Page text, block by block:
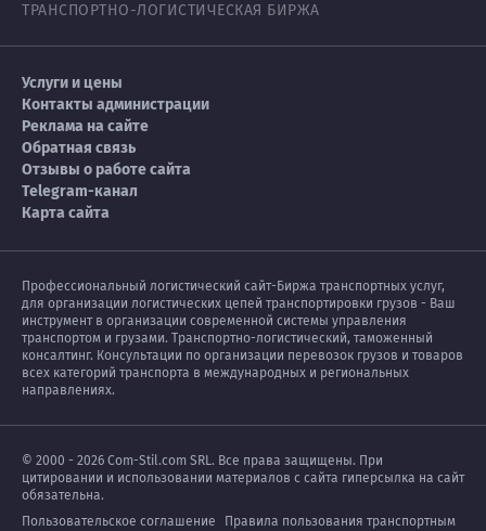
ТРАНСПОРТНО-ЛОГИСТИЧЕСКАЯ БИРЖА
Услуги и цены
Контакты администрации
Реклама на сайте
Обратная связь
Отзывы о работе сайта
Telegram-канал
Карта сайта
Профессиональный логистический сайт-Биржа транспортных услуг,
для организации логистических цепей транспортировки грузов - Ваш
инструмент в организации современной системы управления
транспортом и грузами. Транспортно-логистический, таможенный
консалтинг. Консультации по организации перевозок грузов и товаров
всех категорий транспорта в международных и региональных
направлениях.
© 2000 - 2026 Com-Stil.com SRL. Все права защищены. При
цитировании и использовании материалов с сайта гиперсылка на сайт
обязательна.
Пользовательское соглашение
Правила пользования транспортным